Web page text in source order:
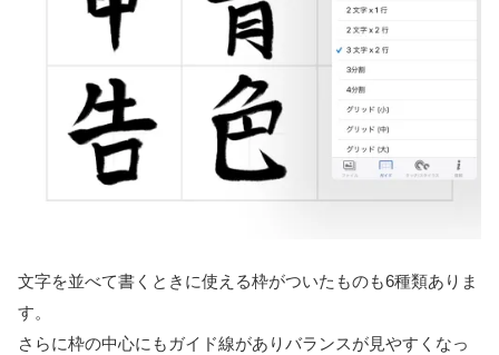
文字を並べて書くときに使える枠がついたものも6種類ありま
す。
さらに枠の中心にもガイド線がありバランスが見やすくなっ